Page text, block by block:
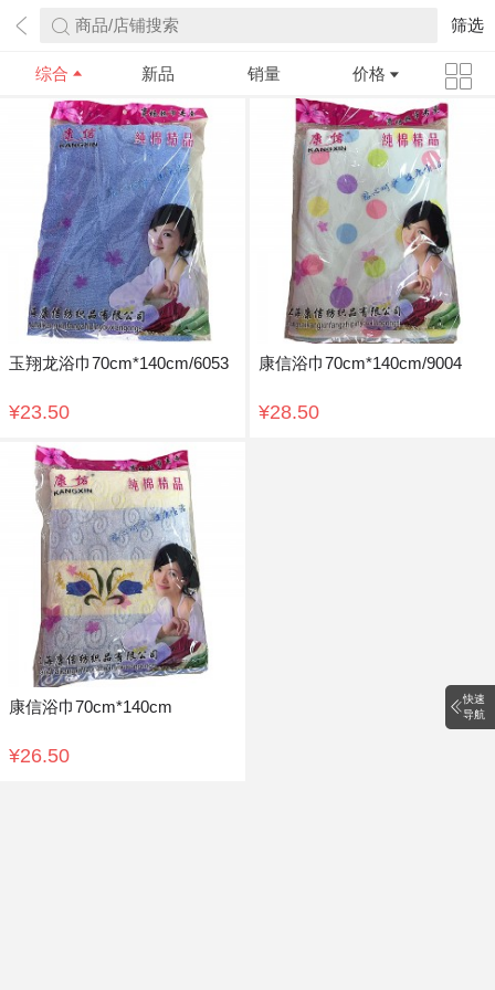
商品/店铺搜索 筛选
综合 新品 销量 价格
玉翔龙浴巾70cm*140cm/6053
¥23.50
康信浴巾70cm*140cm/9004
¥28.50
康信浴巾70cm*140cm
¥26.50
快速
导航